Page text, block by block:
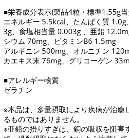
■栄養成分表示(製品4粒・標準1.55g
エネルギー 5.5kcal、たんぱく質
3g、食塩相当量 0.003g 、亜鉛
シウム 70mg、ビタミンB6 1.5mg
アルギニン 500mg、オルニチン
カエキス末 76mg、グリコーゲン
■アレルギー物質
ゼラチン
※本品は、多量摂取により疾病が治癒
るものではありません。
※亜鉛の摂りすぎは、銅の吸収を阻害